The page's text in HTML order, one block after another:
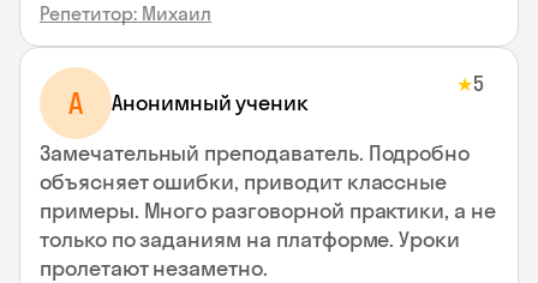
Репетитор: Михаил
А Анонимный ученик
★5
Замечательный преподаватель. Подробно
объясняет ошибки, приводит классные
примеры. Много разговорной практики, а не
только по заданиям на платформе. Уроки
пролетают незаметно.